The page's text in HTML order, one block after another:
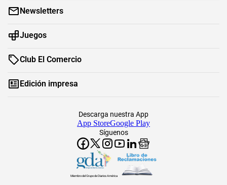
Newsletters
Juegos
Club El Comercio
Edición impresa
Síguenos
Descarga nuestra App
App StoreGoogle Play
Miembro del Grupo de Diarios América